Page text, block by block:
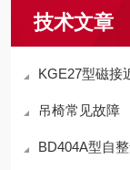
技术文章
KGE27型磁接
吊椅常见故障
BD404A型自